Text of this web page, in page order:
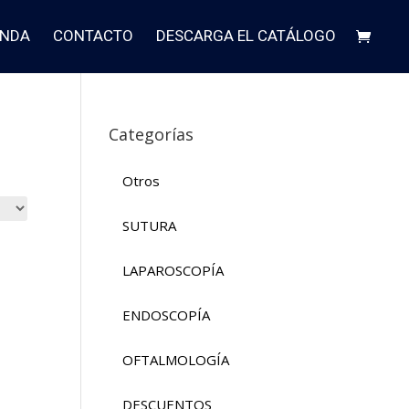
CONTACTO DESCARGA EL CATÁLOGO
Categorías
Otros
SUTURA
LAPAROSCOPÍA
ENDOSCOPÍA
OFTALMOLOGÍA
DESCUENTOS